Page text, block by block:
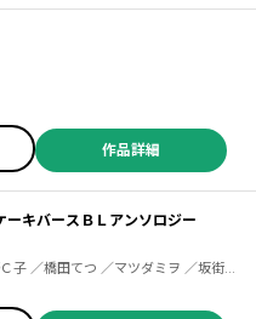
作品詳細
キバースＢＬアンソロジー